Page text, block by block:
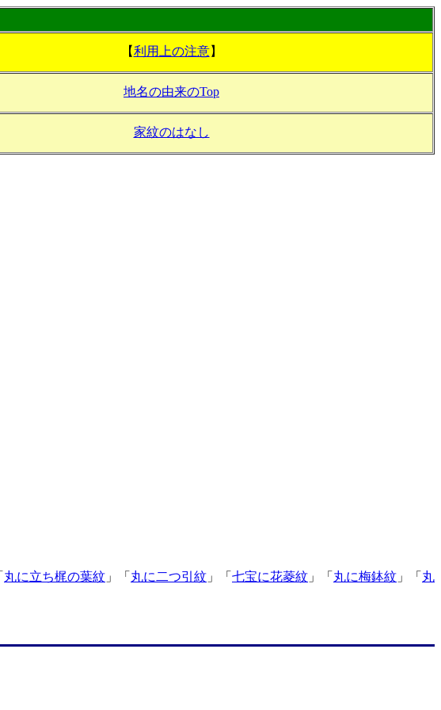
【利用上の注意】
地名の由来のTop
家紋のはなし
丸に立ち梶の葉紋 」「 丸に二つ引紋 」「 七宝に花菱紋 」「 丸に梅鉢紋 」「 丸